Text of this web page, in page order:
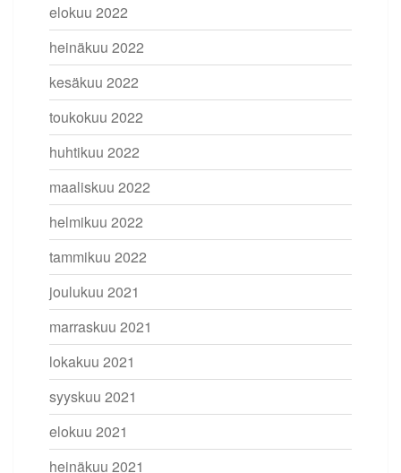
elokuu 2022
heinäkuu 2022
kesäkuu 2022
toukokuu 2022
huhtikuu 2022
maaliskuu 2022
helmikuu 2022
tammikuu 2022
joulukuu 2021
marraskuu 2021
lokakuu 2021
syyskuu 2021
elokuu 2021
heinäkuu 2021